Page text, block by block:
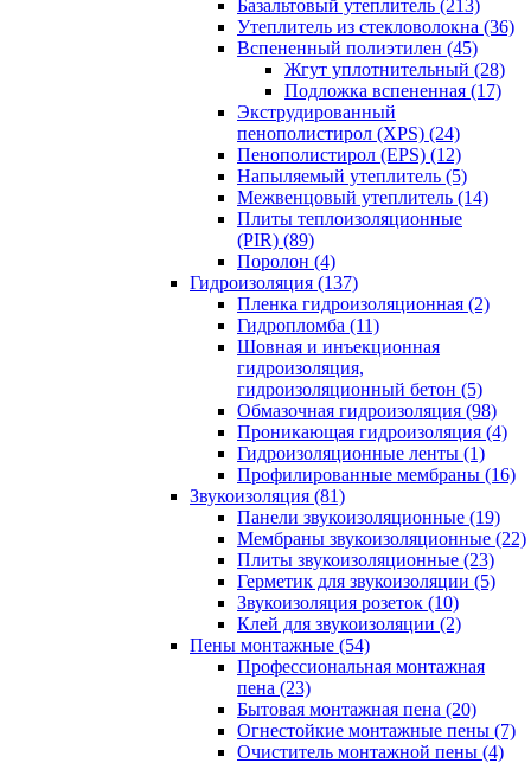
Базальтовый утеплитель (213)
Утеплитель из стекловолокна (36)
Вспененный полиэтилен (45)
Жгут уплотнительный (28)
Подложка вспененная (17)
Экструдированный
пенополистирол (XPS) (24)
Пенополистирол (EPS) (12)
Напыляемый утеплитель (5)
Межвенцовый утеплитель (14)
Плиты теплоизоляционные
(PIR) (89)
Поролон (4)
Гидроизоляция (137)
Пленка гидроизоляционная (2)
Гидропломба (11)
Шовная и инъекционная
гидроизоляция,
гидроизоляционный бетон (5)
Обмазочная гидроизоляция (98)
Проникающая гидроизоляция (4)
Гидроизоляционные ленты (1)
Профилированные мембраны (16)
Звукоизоляция (81)
Панели звукоизоляционные (19)
Мембраны звукоизоляционные (22)
Плиты звукоизоляционные (23)
Герметик для звукоизоляции (5)
Звукоизоляция розеток (10)
Клей для звукоизоляции (2)
Пены монтажные (54)
Профессиональная монтажная
пена (23)
Бытовая монтажная пена (20)
Огнестойкие монтажные пены (7)
Очиститель монтажной пены (4)